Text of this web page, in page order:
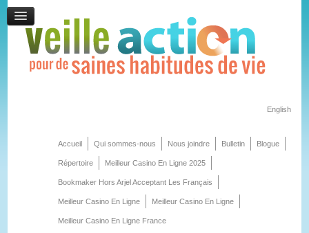
English
Accueil Qui sommes-nous Nous joindre Bulletin Blogue
Répertoire Meilleur Casino En Ligne 2025
Bookmaker Hors Arjel Acceptant Les Français
Meilleur Casino En Ligne Meilleur Casino En Ligne
Meilleur Casino En Ligne France